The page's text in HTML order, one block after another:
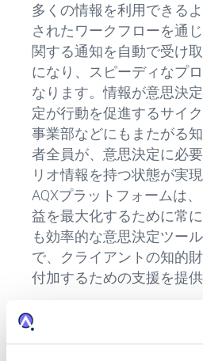
多くの情報を利用できる
されたワークフローを通
関する通知を自動で受け
になり、スピーディなプ
なります。情報が意思決
定が行動を促進するサイ
事業部などにもまたがる
者全員が、意思決定に必
リオ情報を持つ状態が実
AQXプラットフォームは
益を最大化するために常
も効率的な意思決定ツー
で、クライアントの知的
付加するための支援を提供
第三者機関（ハイペリオ